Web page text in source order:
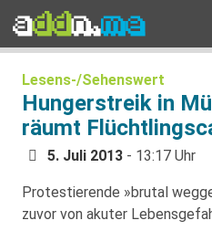
Lesens-/Sehenswert
Hungerstreik in
räumt
5. Juli 2013 - 13:17 Uhr
Protestierende »brutal
zuvor von akuter